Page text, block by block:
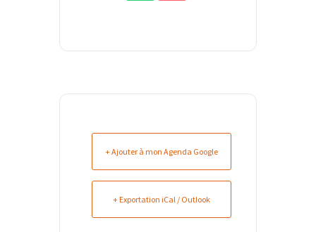
+ Ajouter à mon Agenda Google
+ Exportation iCal / Outlook